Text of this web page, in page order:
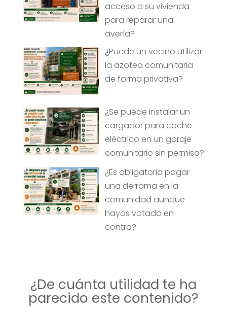
acceso a su vivienda
para reparar una
avería?
¿Puede un vecino utilizar
la azotea comunitaria
de forma privativa?
¿Se puede instalar un
cargador para coche
eléctrico en un garaje
comunitario sin permiso?
¿Es obligatorio pagar
una derrama en la
comunidad aunque
hayas votado en
contra?
¿De cuánta utilidad te ha
parecido este contenido?